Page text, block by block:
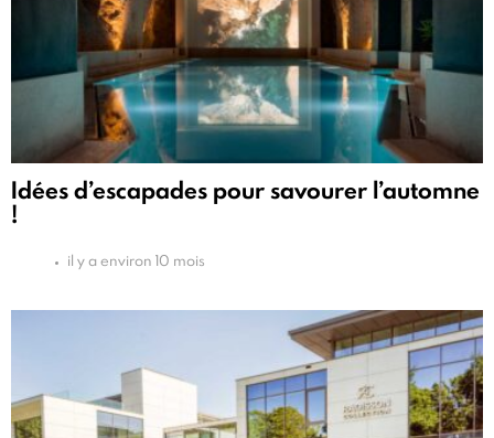
Idées d’escapades pour savourer l’automne
!
il y a environ 10 mois